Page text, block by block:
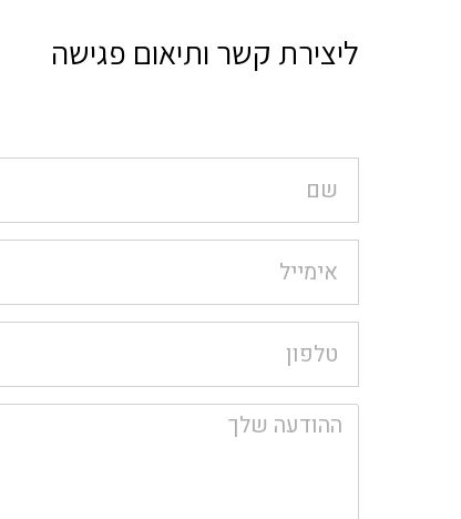
ליצירת קשר ותיאום פגישה